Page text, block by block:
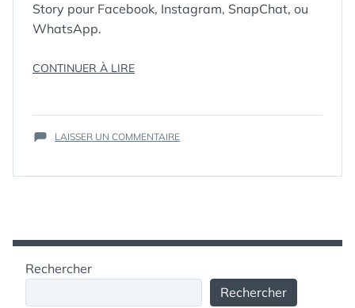
Story pour Facebook, Instagram, SnapChat, ou
WhatsApp.
CONTINUER À LIRE« COMMENT
VIDÉO
LONGUE
SNAPCHAT
WHATSAPP »
CONVERTIR,
STORIES,
LAISSER UN COMMENTAIRESUR
UNE
STORY
FACEBOOK,
SNAPCHAT
Rechercher
Rechercher